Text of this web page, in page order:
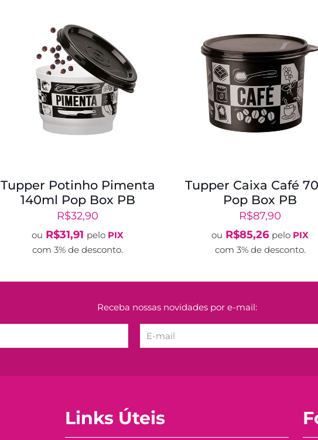
Tupper Potinho Pimenta
140ml Pop Box PB
R$32,90
ou R$31,91 pelo PIX
com 3% de desconto.
Tupper Caixa Café
Pop Box PB
R$87,90
ou R$85,26 pelo PIX
com 3% de desconto.
Receba nossas novidades por e-mail:
Links Úteis